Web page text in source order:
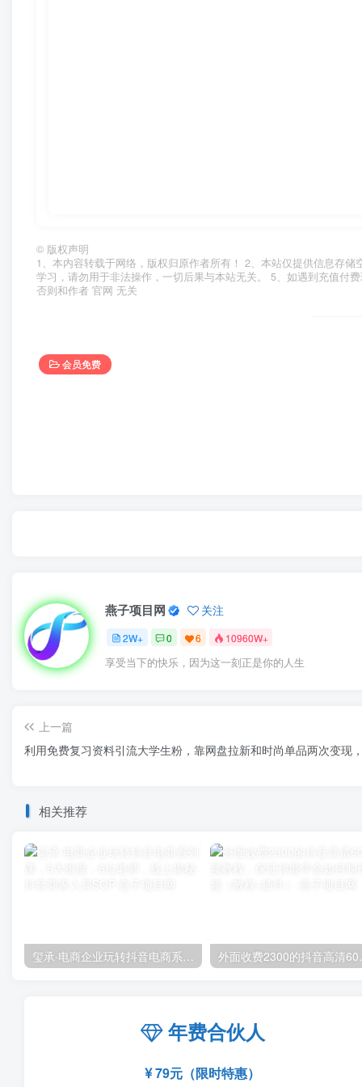
© 版权声明
1、本内容转载于网络，版权归原作者所有！ 2、本站仅提供信息存
学习，请勿用于非法操作，一切后果与本站无关。 5、如遇到充值付
否则和作者 官网 无关
会员免费
燕子项目网 关注
2W+ 0 6 10960W+
享受当下的快乐，因为这一刻正是你的人生
上一篇
利用免费复习资料引流大学生粉，靠网盘拉新和时尚单品两次变现
相关推荐
玺承·电商企业玩转抖音电商系列课，6大维度，6位老师，线上揭秘抖音商家入局SOP 外面收费
年费合伙人
79元（限时特惠）